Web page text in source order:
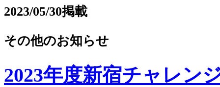
2023/05/30掲載
その他のお知らせ
2023年度新宿チャレン